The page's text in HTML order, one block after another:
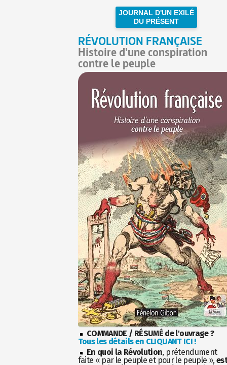
JOURNAL D'UN EXILÉ
DU PRÉSENT
RÉVOLUTION FRANÇAISE
Histoire d'une conspiration
contre le peuple
COMMANDE / RÉSUMÉ de l'ouvrage ?
Tous les détails en CLIQUANT ICI !
En quoi la Révolution, prétendument
faite « par le peuple et pour le peuple »,